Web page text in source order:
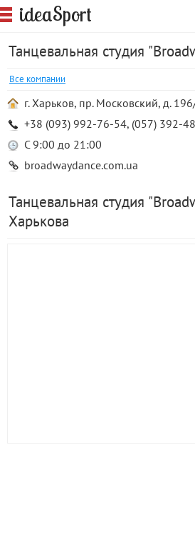
ideaSport
Танцевальная студия
Все компании
г. Харьков, пр. Московский, д.
+38 (093) 992-76-54, (057) 392-
С 9:00 до 21:00
broadwaydance.com.ua
Танцевальная студия
Харькова